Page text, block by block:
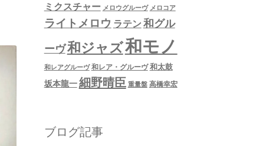
ミクスチャー メロウグルーヴ メロコア
ライトメロウ ラテン 和グル
ーヴ和ジャズ和モノ
和レアグルーヴ 和レア・グルーヴ 和太鼓
坂本龍一細野晴臣 重量盤 高橋幸宏
ブログ記事